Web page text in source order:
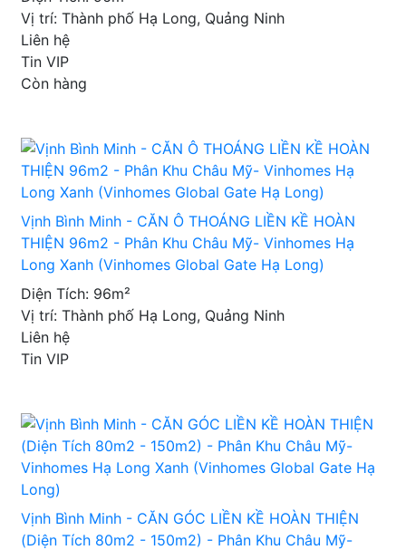
Vị trí: Thành phố Hạ Long, Quảng Ninh
Liên hệ
Tin VIP
Còn hàng
Vịnh Bình Minh - CĂN Ô THOÁNG LIỀN KỀ HOÀN
THIỆN 96m2 - Phân Khu Châu Mỹ- Vinhomes Hạ
Long Xanh (Vinhomes Global Gate Hạ Long)
Diện Tích: 96m²
Vị trí: Thành phố Hạ Long, Quảng Ninh
Liên hệ
Tin VIP
Vịnh Bình Minh - CĂN GÓC LIỀN KỀ HOÀN THIỆN
(Diện Tích 80m2 - 150m2) - Phân Khu Châu Mỹ-